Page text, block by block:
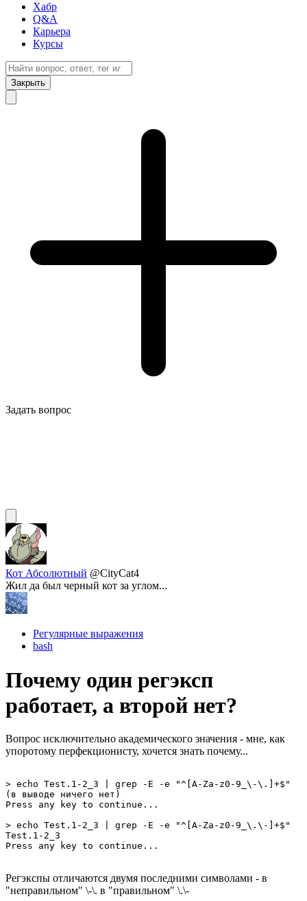
Хабр
Q&A
Карьера
Курсы
Закрыть
Задать вопрос
Кот Абсолютный @CityCat4
Жил да был черный кот за углом...
Регулярные выражения
bash
Почему один регэксп
работает, а второй нет?
Вопрос исключительно академического значения - мне, как
упоротому перфекционисту, хочется знать почему...
> echo Test.1-2_3 | grep -E -e "^[A-Za-z0-9_\-\.]+$"
(в выводе ничего нет)
Press any key to continue...
> echo Test.1-2_3 | grep -E -e "^[A-Za-z0-9_\.\-]+$"
Test.1-2_3
Press any key to continue...
Регэкспы отличаются двумя последними символами - в
"неправильном" \-\. в "правильном" \.\-